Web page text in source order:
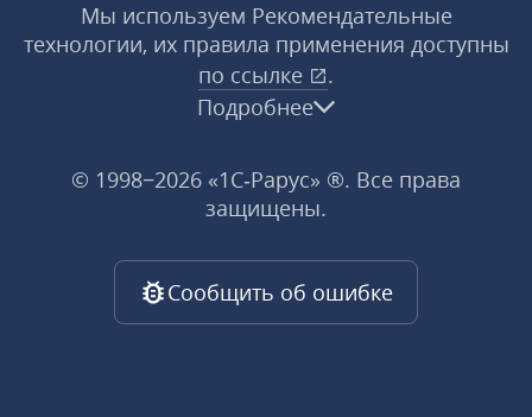
Мы используем Рекомендательные
технологии, их правила применения доступны
по ссылке
.
Подробнее
© 1998−2026 «1С‑Рарус» ®. Все права
защищены.
Сообщить об ошибке